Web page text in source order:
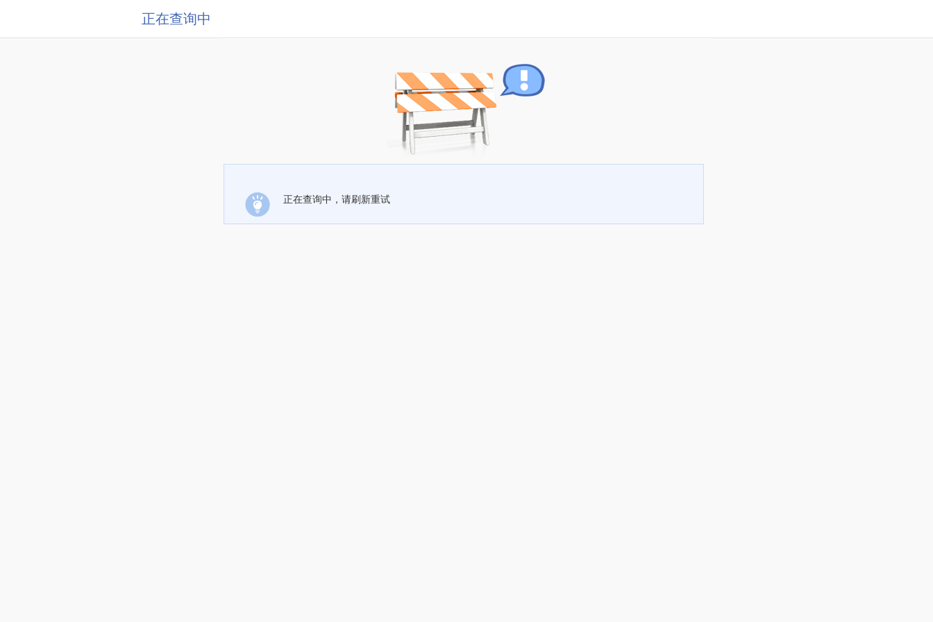
正在查询中
正在查询中，请刷新重试